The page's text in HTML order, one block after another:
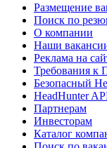
Размещение
Поиск по
О компании
Наши
Реклама на
Требования к
Безопасный
HeadHunter
Партнерам
Инвесторам
Каталог